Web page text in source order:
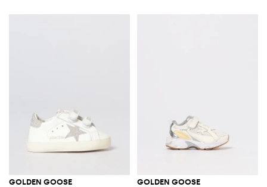
GOLDEN GOOSE GOLDEN GOOSE